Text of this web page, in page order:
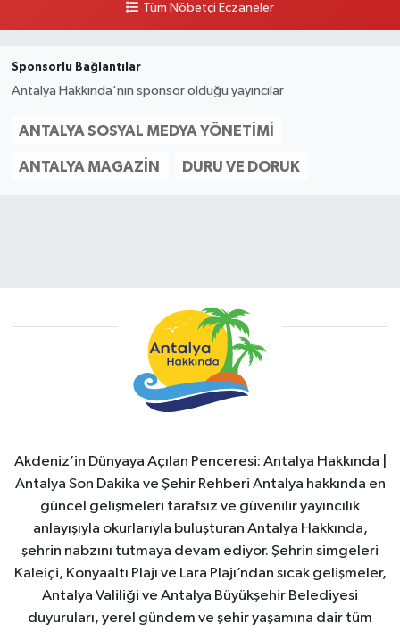
Tüm Nöbetçi Eczaneler
Sponsorlu Bağlantılar
Antalya Hakkında'nın sponsor olduğu yayıncılar
ANTALYA SOSYAL MEDYA YÖNETIMI
ANTALYA MAGAZIN DURU VE DORUK
Akdeniz’in Dünyaya Açılan Penceresi: Antalya Hakkında |
Antalya Son Dakika ve Şehir Rehberi Antalya hakkında en
güncel gelişmeleri tarafsız ve güvenilir yayıncılık
anlayışıyla okurlarıyla buluşturan Antalya Hakkında,
şehrin nabzını tutmaya devam ediyor. Şehrin simgeleri
Kaleiçi, Konyaaltı Plajı ve Lara Plajı’ndan sıcak gelişmeler,
Antalya Valiliği ve Antalya Büyükşehir Belediyesi
duyuruları, yerel gündem ve şehir yaşamına dair tüm